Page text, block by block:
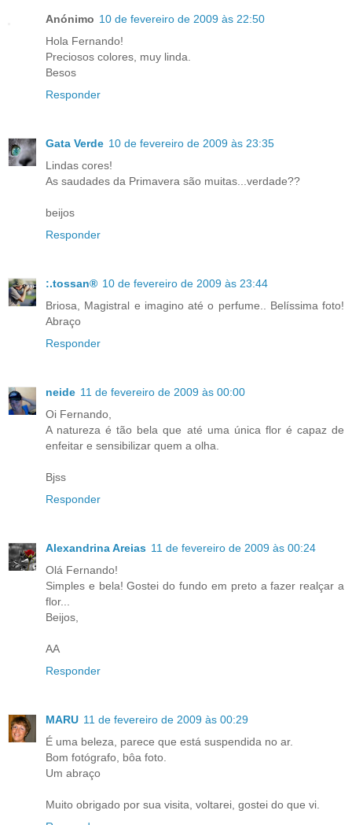
Anónimo 10 de fevereiro de 2009 às 22:50
Hola Fernando!
Preciosos colores, muy linda.
Besos
Responder
Gata Verde 10 de fevereiro de 2009 às 23:35
Lindas cores!
As saudades da Primavera são muitas...verdade??
beijos
Responder
:.tossan® 10 de fevereiro de 2009 às 23:44
Briosa, Magistral e imagino até o perfume.. Belíssima foto!
Abraço
Responder
neide 11 de fevereiro de 2009 às 00:00
Oi Fernando,
A natureza é tão bela que até uma única flor é capaz de
enfeitar e sensibilizar quem a olha.
Bjss
Responder
Alexandrina Areias 11 de fevereiro de 2009 às 00:24
Olá Fernando!
Simples e bela! Gostei do fundo em preto a fazer realçar a
flor...
Beijos,
AA
Responder
MARU 11 de fevereiro de 2009 às 00:29
É uma beleza, parece que está suspendida no ar.
Bom fotógrafo, bôa foto.
Um abraço
Muito obrigado por sua visita, voltarei, gostei do que vi.